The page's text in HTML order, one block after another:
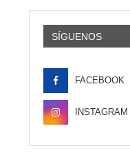
SÍGUENOS
FACEBOOK
INSTAGRAM